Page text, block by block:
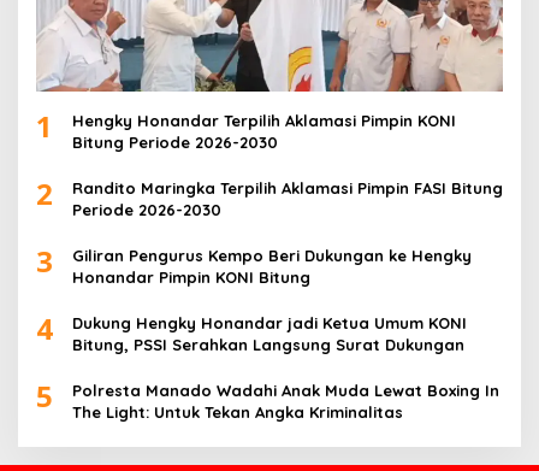
1
Hengky Honandar Terpilih Aklamasi Pimpin KONI
Bitung Periode 2026-2030
2
Randito Maringka Terpilih Aklamasi Pimpin FASI Bitung
Periode 2026-2030
3
Giliran Pengurus Kempo Beri Dukungan ke Hengky
Honandar Pimpin KONI Bitung
4
Dukung Hengky Honandar jadi Ketua Umum KONI
Bitung, PSSI Serahkan Langsung Surat Dukungan
5
Polresta Manado Wadahi Anak Muda Lewat Boxing In
The Light: Untuk Tekan Angka Kriminalitas